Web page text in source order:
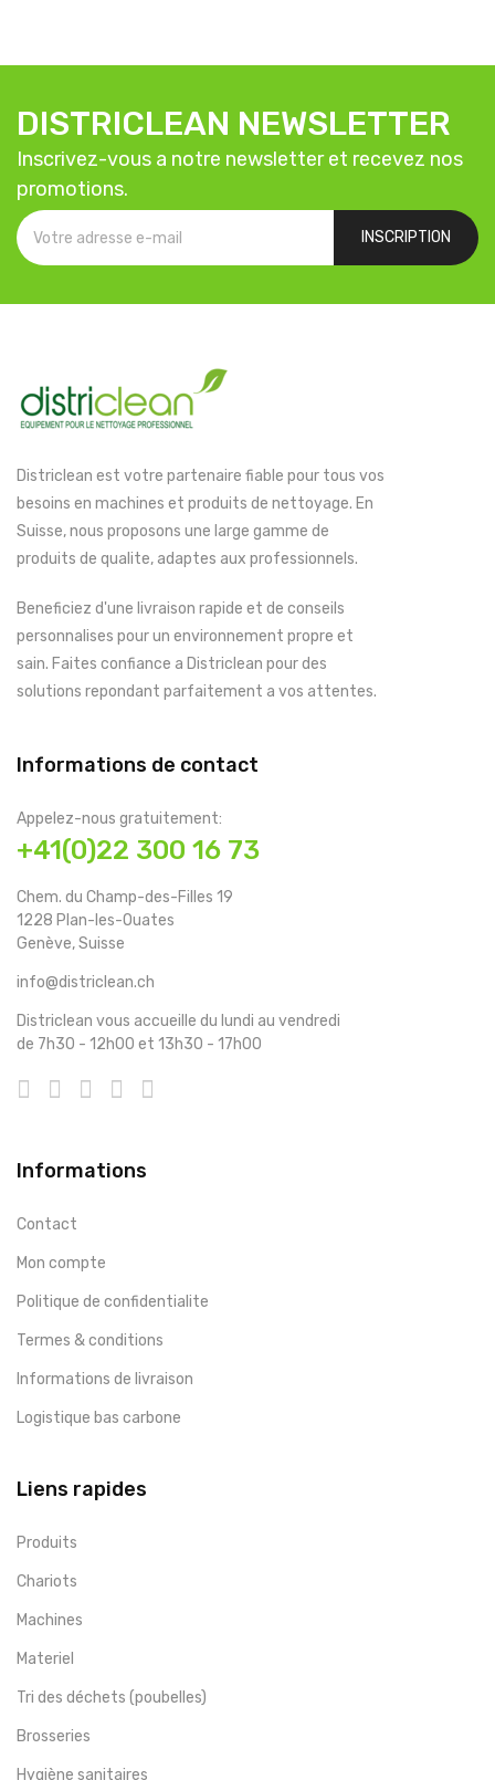
DISTRICLEAN NEWSLETTER
Inscrivez-vous a notre newsletter et recevez nos
promotions.
INSCRIPTION
Districlean est votre partenaire fiable pour tous vos
besoins en machines et produits de nettoyage. En
Suisse, nous proposons une large gamme de
produits de qualite, adaptes aux professionnels.
Beneficiez d'une livraison rapide et de conseils
personnalises pour un environnement propre et
sain. Faites confiance a Districlean pour des
solutions repondant parfaitement a vos attentes.
Informations de contact
Appelez-nous gratuitement:
+41(0)22 300 16 73
Chem. du Champ-des-Filles 19
1228 Plan-les-Ouates
Genève, Suisse
info@districlean.ch
Districlean vous accueille du lundi au vendredi
de 7h30 - 12h00 et 13h30 - 17h00
Informations
Contact
Mon compte
Politique de confidentialite
Termes & conditions
Informations de livraison
Logistique bas carbone
Liens rapides
Produits
Chariots
Machines
Materiel
Tri des déchets (poubelles)
Brosseries
Hygiène sanitaires